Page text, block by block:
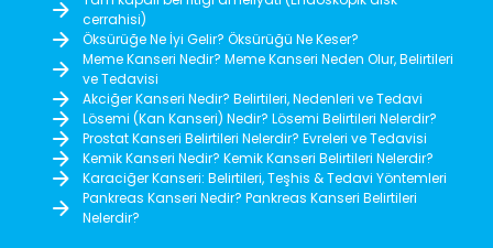
Minimal invaziv yöntemlerle
gerçekleştirilen işlem, özellikle periton
metastazı bulunan hastalarda
değerlendirilebilen seçenekler
arasında yer alır.
sıra,
cerrahisi)
Öksürüğe Ne İyi Gelir? Öksürüğü Ne Keser?
Meme Kanseri Nedir? Meme Kanseri Neden Olur, Belirtileri
ve Tedavisi
Akciğer Kanseri Nedir? Belirtileri, Nedenleri ve Tedavi
Lösemi (Kan Kanseri) Nedir? Lösemi Belirtileri Nelerdir?
Prostat Kanseri Belirtileri Nelerdir? Evreleri ve Tedavisi
Kemik Kanseri Nedir? Kemik Kanseri Belirtileri Nelerdir?
Karaciğer Kanseri: Belirtileri, Teşhis & Tedavi Yöntemleri
Pankreas Kanseri Nedir? Pankreas Kanseri Belirtileri
Nelerdir?